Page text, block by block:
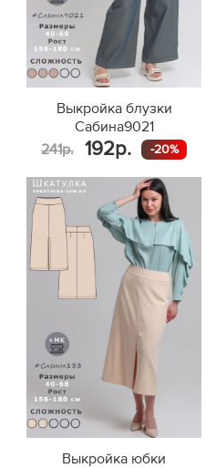
Выкройка блузки
Сабина9021
241р.
192р. -20%
Выкройка юбки